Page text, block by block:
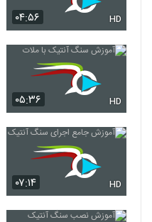
۰۴:۵۶ HD
۰۵:۳۶ HD
۰۷:۱۴ HD